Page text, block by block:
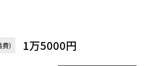
費) 1万5000円